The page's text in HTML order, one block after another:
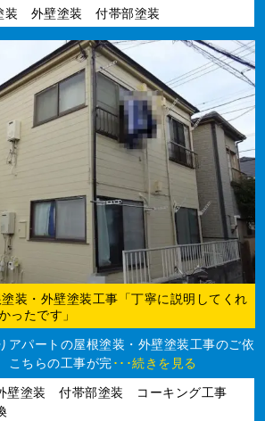
装 外壁塗装 付帯部塗装
装・外壁塗装工事「丁寧に説明してくれ
ったです」
アパートの屋根塗装・外壁塗装工事のご依
こちらの工事が完･･･続きを見る
壁塗装 付帯部塗装 コーキング工事